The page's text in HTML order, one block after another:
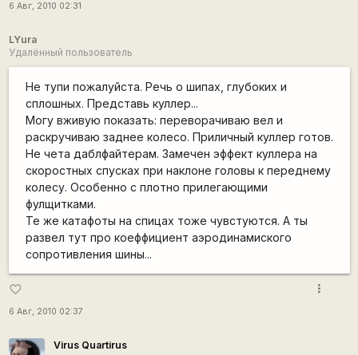
6 Авг, 2010 02:31
LYura
Удалённый пользователь
Не тупи пожалуйста. Речь о шипах, глубоких и
сплошных. Представь куллер...
Могу вживую показать: переворачиваю вел и
раскручиваю заднее колесо. Приличный куллер готов.
Не чета даблфайтерам. Замечен эффект куллера на
скоростных спусках при наклоне головы к переднему
колесу. Особенно с плотно прилегающими
фулщитками.
Те же катафоты на спицах тоже чувстуются. А ты
развел тут про коеффициент аэродинамиского
сопротивления шины...
favorite_border
6 Авг, 2010 02:37
more_vert
Virus Quartirus